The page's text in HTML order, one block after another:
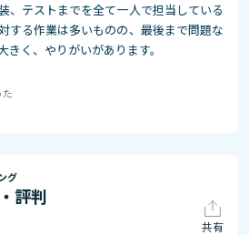
、テストまでを全て一人で担当している
する作業は多いものの、最後まで問題な
く、やりがいがあります。
グ
評判
共有